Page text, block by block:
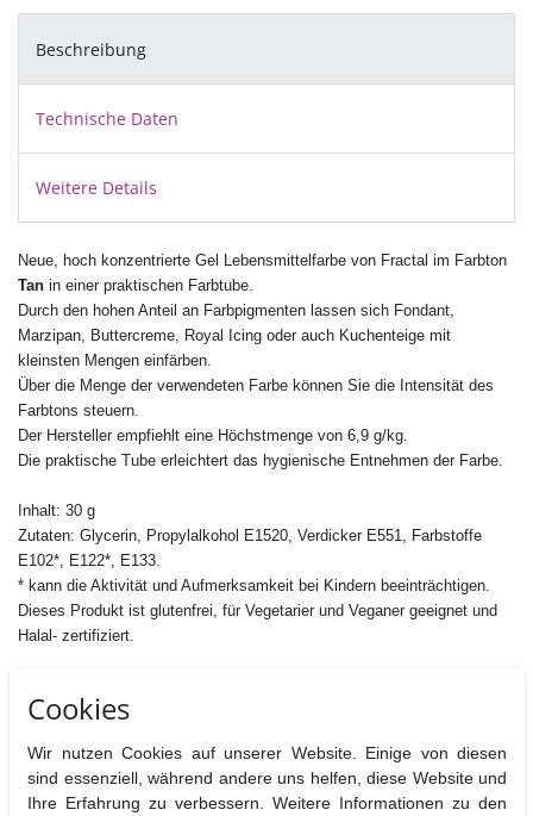
Beschreibung
Technische Daten
Weitere Details
Neue, hoch konzentrierte Gel Lebensmittelfarbe von Fractal im Farbton
Tan in einer praktischen Farbtube.
Durch den hohen Anteil an Farbpigmenten lassen sich Fondant,
Marzipan, Buttercreme, Royal Icing oder auch Kuchenteige mit
kleinsten Mengen einfärben.
Über die Menge der verwendeten Farbe können Sie die Intensität des
Farbtons steuern.
Der Hersteller empfiehlt eine Höchstmenge von 6,9 g/kg.
Die praktische Tube erleichtert das hygienische Entnehmen der Farbe.
Inhalt: 30 g
Zutaten: Glycerin, Propylalkohol E1520, Verdicker E551, Farbstoffe
E102*, E122*, E133.
* kann die Aktivität und Aufmerksamkeit bei Kindern beeinträchtigen.
Dieses Produkt ist glutenfrei, für Vegetarier und Veganer geeignet und
Halal- zertifiziert.
Ungarn
davon
Cookies
Wir nutzen Cookies auf unserer Website. Einige von diesen
sind essenziell, während andere uns helfen, diese Website und
Ihre Erfahrung zu verbessern. Weitere Informationen zu den